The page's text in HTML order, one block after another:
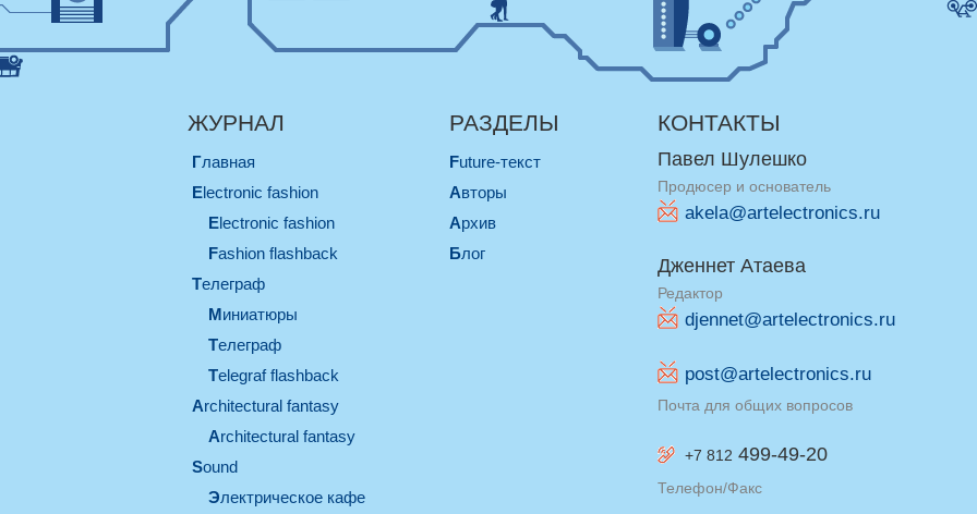
ЖУРНАЛ
Главная
electronic fashion
electronic fashion
Fashion flashback
телеграф
миниатюры
телеграф
Telegraf flashback
architectural fantasy
architectural fantasy
sound
электрическое кафе
РАЗДЕЛЫ
Future-текст
Авторы
Архив
Блог
КОНТАКТЫ
Павел Шулешко
Продюсер и основатель
akela@artelectronics.ru
Дженнет Атаева
Редактор
djennet@artelectronics.ru
post@artelectronics.ru
Почта для общих вопросов
+7 812 499-49-20
Телефон/Факс